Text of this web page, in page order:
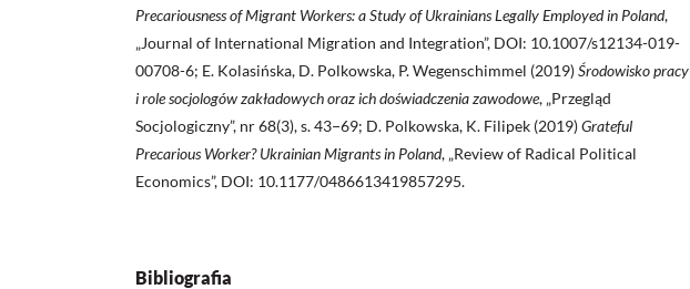
Precariousness of Migrant Workers: a Study of Ukrainians Legally Employed in Poland,
„Journal of International Migration and Integration”, DOI: 10.1007/s12134-019-
00708-6; E. Kolasińska, D. Polkowska, P. Wegenschimmel (2019)Środowisko pracy
i role socjologów zakładowych oraz ich doświadczenia zawodowe, „Przegląd
Socjologiczny”, nr 68(3), s. 43−69; D. Polkowska, K. Filipek (2019)Grateful
Precarious Worker? Ukrainian Migrants in Poland, „Review of Radical Political
Economics”, DOI: 10.1177/0486613419857295.
Bibliografia